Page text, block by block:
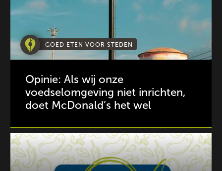
GOED ETEN VOOR STEDEN
Opinie: Als wij onze
voedselomgeving niet inrichten,
doet McDonald’s het wel